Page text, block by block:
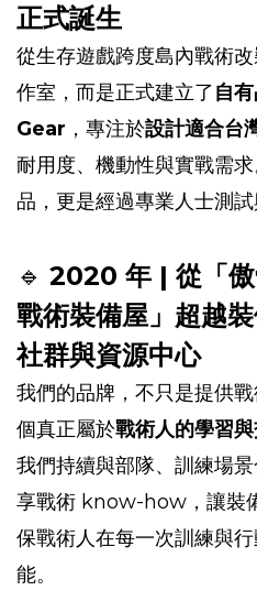
正式誕生
從生存遊戲跨度島內戰術
作室，而是正式建立了自
Gear ，專注於設計適合台
耐用度、機動性與實戰需
品，更是經過專業人士測試
🔹 2020 年 | 從「
戰術裝備屋」超越
社群與資源中心
我們的品牌，不只是提供
個真正屬於戰術人的學習
我們持續與部隊、訓練場
享戰術 know-how，讓裝
保戰術人在每一次訓練與
能。